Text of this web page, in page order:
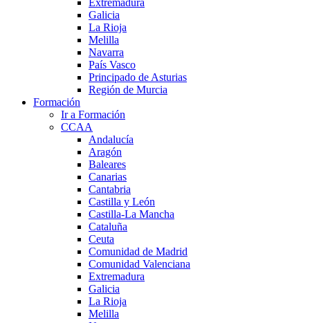
Galicia
La Rioja
Melilla
Navarra
País Vasco
Principado de Asturias
Región de Murcia
Formación
Ir a Formación
CCAA
Andalucía
Aragón
Baleares
Canarias
Cantabria
Castilla y León
Castilla-La Mancha
Cataluña
Ceuta
Comunidad de Madrid
Comunidad Valenciana
Extremadura
Galicia
La Rioja
Melilla